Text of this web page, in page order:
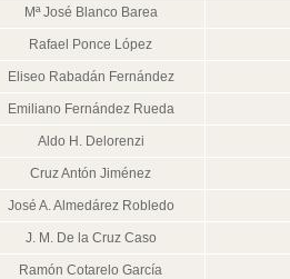
Mª José Blanco Barea
Rafael Ponce López
Eliseo Rabadán Fernández
Emiliano Fernández Rueda
Aldo H. Delorenzi
Cruz Antón Jiménez
José A. Almedárez Robledo
J. M. De la Cruz Caso
Ramón Cotarelo García